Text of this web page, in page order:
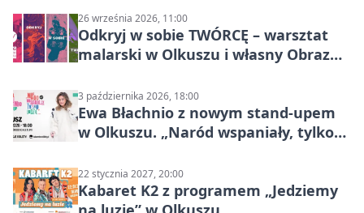
26 września 2026, 11:00
Odkryj w sobie TWÓRCĘ – warsztat
malarski w Olkuszu i własny Obraz
3 października 2026, 18:00
Ewa Błachnio z nowym stand-upem
w Olkuszu. „Naród wspaniały, tylko
22 stycznia 2027, 20:00
Kabaret K2 z programem „Jedziemy